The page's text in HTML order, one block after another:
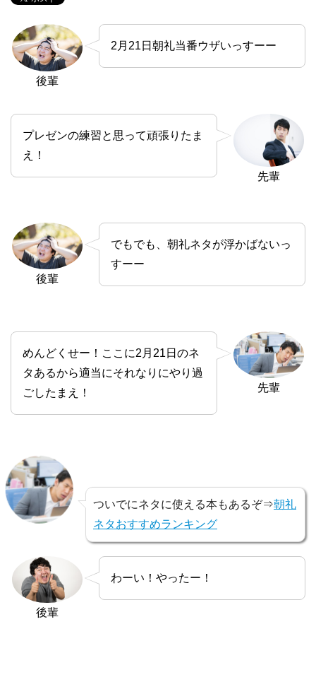
後輩
2月21日朝礼当番ウザいっすーー
先輩
プレゼンの練習と思って頑張りたま
え！
後輩
でもでも、朝礼ネタが浮かばないっ
すーー
先輩
めんどくせー！ここに2月21日のネ
タあるから適当にそれなりにやり過
ごしたまえ！
ついでにネタに使える本もあるぞ⇒朝礼
ネタおすすめランキング
後輩
わーい！やったー！